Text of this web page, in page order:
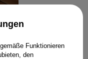
Funktionieren
den